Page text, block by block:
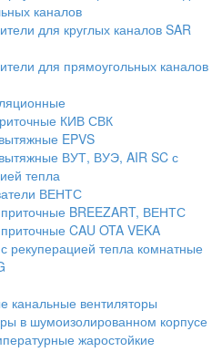
каналов
для круглых каналов SAR
для прямоугольных каналов
КИВ СВК
EPVS
ВУТ, ВУЭ, AIR SC с
тепла
ВЕНТС
приточные BREEZART, ВЕНТС
CAU OTA VEKA
рекуперацией тепла комнатные
канальные вентиляторы
в шумоизолированном корпусе
жаростойкие